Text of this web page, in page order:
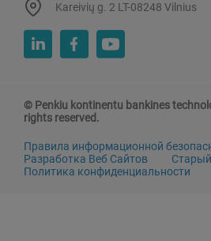
Kareivių g. 2 LT-08248 Vilnius
© Penkiu kontinentu bankines
rights reserved.
Правила информационной
Разработка Веб Сайтов
Политика конфиденциальности